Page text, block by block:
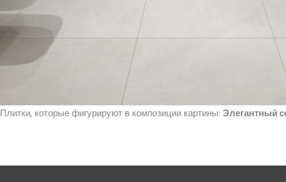
Плитки, которые фигурируют в композиции картины: Элегантный